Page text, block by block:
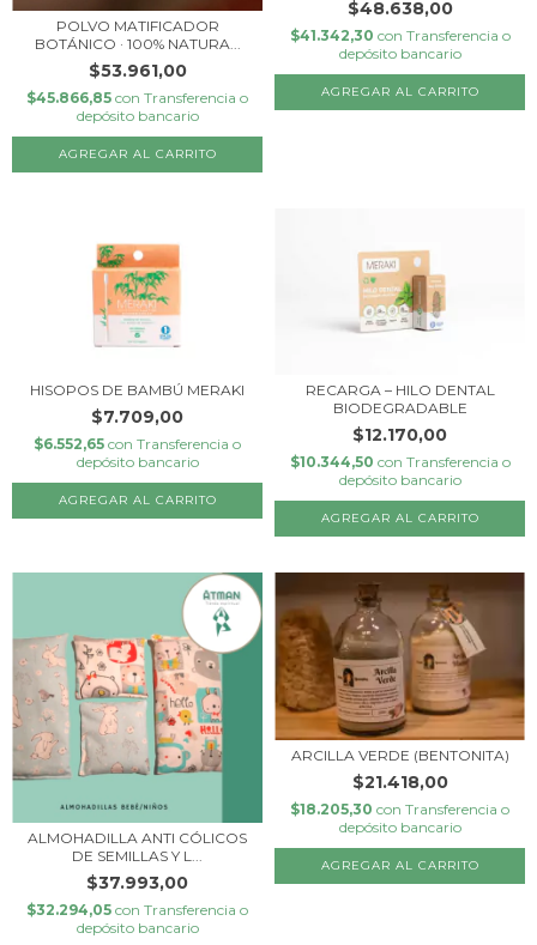
POLVO MATIFICADOR
BOTÁNICO · 100% NATURA...
$53.961,00
$45.866,85 con Transferencia o
depósito bancario
$48.638,00
$41.342,30 con Transferencia o
depósito bancario
AGREGAR AL CARRITO
HISOPOS DE BAMBÚ MERAKI
$7.709,00
$6.552,65 con Transferencia o
depósito bancario
RECARGA – HILO DENTAL
BIODEGRADABLE
$12.170,00
$10.344,50 con Transferencia o
depósito bancario
ALMOHADILLA ANTI CÓLICOS
DE SEMILLAS Y L...
$37.993,00
$32.294,05 con Transferencia o
depósito bancario
ARCILLA VERDE (BENTONITA)
$21.418,00
$18.205,30 con Transferencia o
depósito bancario